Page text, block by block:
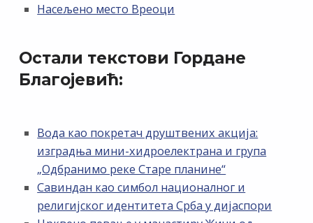
Насељено место Вреоци
Остали текстови Гордане
Благојевић:
Вода као покретач друштвених акција:
изградња мини-хидроелектрана и група
„Одбранимо реке Старе планине“
Савиндан као симбол националног и
религијског идентитета Срба у дијаспори